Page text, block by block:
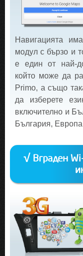
Навигацията
модул с бързо и
е един от най-
който може да
Primo, а също
да изберете
включително и
България,
√ Вграден